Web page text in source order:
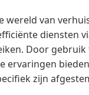
wereld van
diensten
Door
ervaringen
zijn